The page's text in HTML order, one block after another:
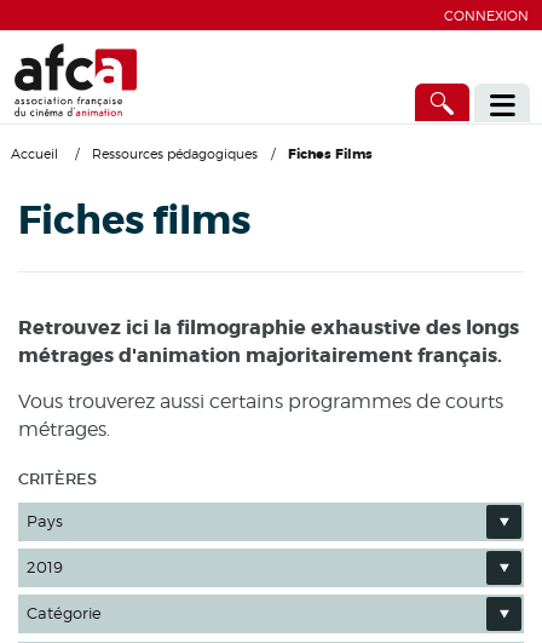
CONNEXION
Accueil / Ressources pédagogiques / Fiches Films
Fiches films
Retrouvez ici la filmographie exhaustive des longs
métrages d'animation majoritairement français.
Vous trouverez aussi certains programmes de courts
métrages.
CRITÈRES
Pays
2019
Catégorie